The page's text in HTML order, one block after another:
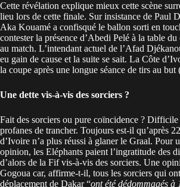
Cette révélation explique mieux cette scène
lieu lors de cette finale. Sur insistance de Paul
Aka Kouamé a confisqué le ballon sorti en
contester la présence d’Abedi Pelé à la table du
au match. L’intendant actuel de l’Afad
eu gain de cause et la suite se sait. La Côte
la coupe après une longue séance de tirs au but
Une dette vis-à-vis des sorciers ?
Fait des sorciers ou pure coïncidence ?
profanes de trancher. Toujours est-il qu’après
d’Ivoire n’a plus réussi à glaner le Graal. Pour
opinion, les Eléphants paient l’ingratitude des
d’alors de la Fif vis-à-vis des sorciers. Une
Gogoua car, affirme-t-il, tous les sorciers qui
déplacement de Dakar “ont été dédommagés à